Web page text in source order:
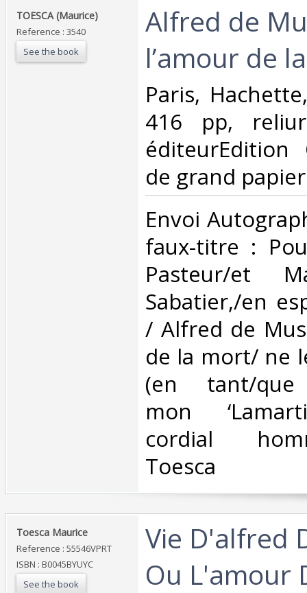
‎TOESCA (Maurice)‎
Reference : 3540
See the book
‎Alfred de
l’amour de
‎Paris,
416 pp,
éditeurEdition
de grand papier‎
‎Envoi
faux-titre :
Pasteur/et
Sabatier,/en
/ Alfred de
de la mort/ ne
(en tant/que
mon
cordial
Toesca‎
‎Toesca Maurice‎
Reference : 55546VPRT
ISBN : B0045BYUYC
See the book
‎Vie D'alfred
Ou L'amour